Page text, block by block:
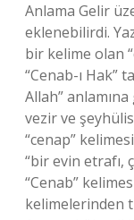
Anlama Gelir
eklenebilirdi.
bir kelime olan
“Cenab-ı Hak”
Allah”
vezir ve
“cenap”
“bir evin etrafı,
“Cenab”
kelimelerinden